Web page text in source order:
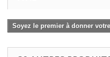
Soyez le premier à donner